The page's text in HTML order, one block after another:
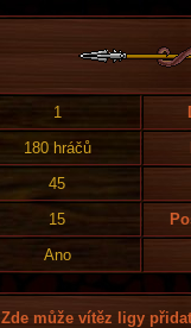
1
180 hráčů
45
15
Ano
Zde může vítěz ligy